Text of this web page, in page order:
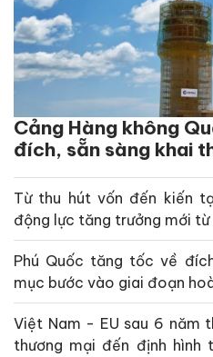
Cảng Hàng không
đích, sẵn sàng khai
Từ thu hút vốn đến kiến
động lực tăng trưởng mới từ
Phú Quốc tăng tốc về
mục bước vào giai đoạn
Việt Nam - EU sau 6 năm
thương mại đến định hình